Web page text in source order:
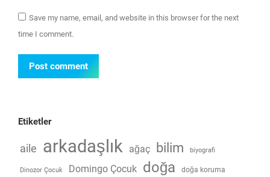
Save my name, email, and website in this browser for the next
time I comment.
Post comment
Etiketler
aile arkadaşlık ağaç bilim biyografi
Dinozor Çocuk Domingo Çocuk doğa doğa koruma